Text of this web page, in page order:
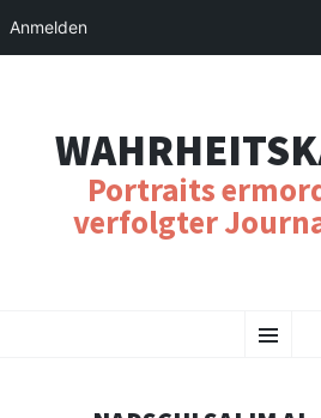
Portraits
verfolgter
Menu
TO
Anmelden